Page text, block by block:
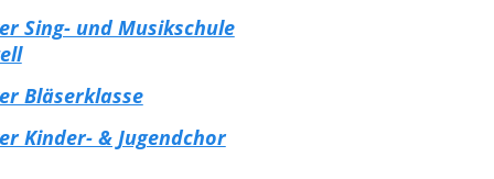
Sing- und Musikschule
Bläserklasse
Kinder- & Jugendchor